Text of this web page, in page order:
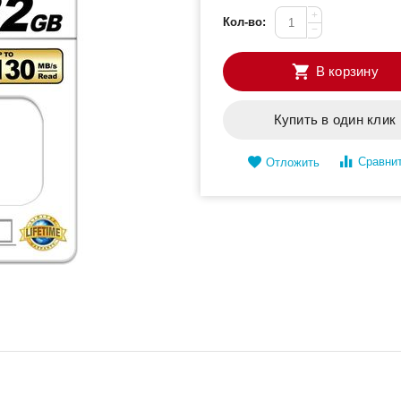
Кол-во:
+
−
В корзину
Купить в один клик
Отложить